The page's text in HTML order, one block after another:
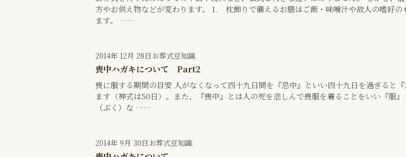
方やお供え物などが変わります。 1. 枕飾りで備えるお膳はご飯・味噌汁や故人の嗜好の
ます。 ……
2014年 12月 28日 お葬式豆知識
喪中ハガキについて Part2
喪に服する期間の目安 人がなくなって四十九日間を『忌中』といい四十九日を過ぎると『
ます（神式は50日）。また、『喪中』とは人の死を悲しんで喪服を着ることをいい『服
（ぶく）な ……
2014年 9月 30日 お葬式豆知識